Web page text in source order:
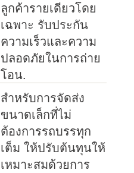
ลูกค้ารายเดียวโดย
เฉพาะ รับประกัน
ความเร็วและความ
ปลอดภัยในการถ่าย
โอน.
สําหรับการจัดส่ง
ขนาดเล็กที่ไม่
ต้องการรถบรรทุก
เต็ม ให้ปรับต้นทุนให้
เหมาะสมด้วยการ